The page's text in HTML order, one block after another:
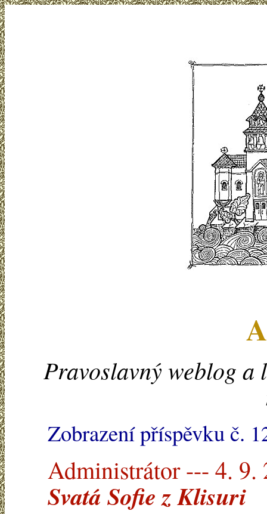
Pravoslavný weblog a
Zobrazení příspěvku č.
Administrátor --- 4. 9.
Svatá Sofie z Klisuri